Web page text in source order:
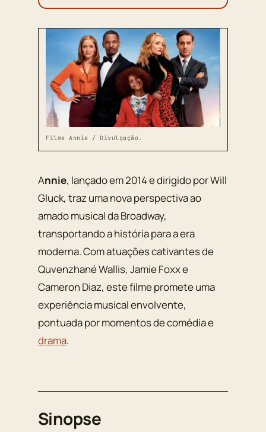
Filme Annie / Divulgação.
Annie, lançado em 2014 e dirigido por Will
Gluck, traz uma nova perspectiva ao
amado musical da Broadway,
transportando a história para a era
moderna. Com atuações cativantes de
Quvenzhané Wallis, Jamie Foxx e
Cameron Diaz, este filme promete uma
experiência musical envolvente,
pontuada por momentos de comédia e
drama.
Sinopse